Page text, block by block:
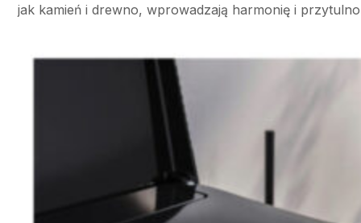
jak kamień i drewno, wprowadzają harmonię i